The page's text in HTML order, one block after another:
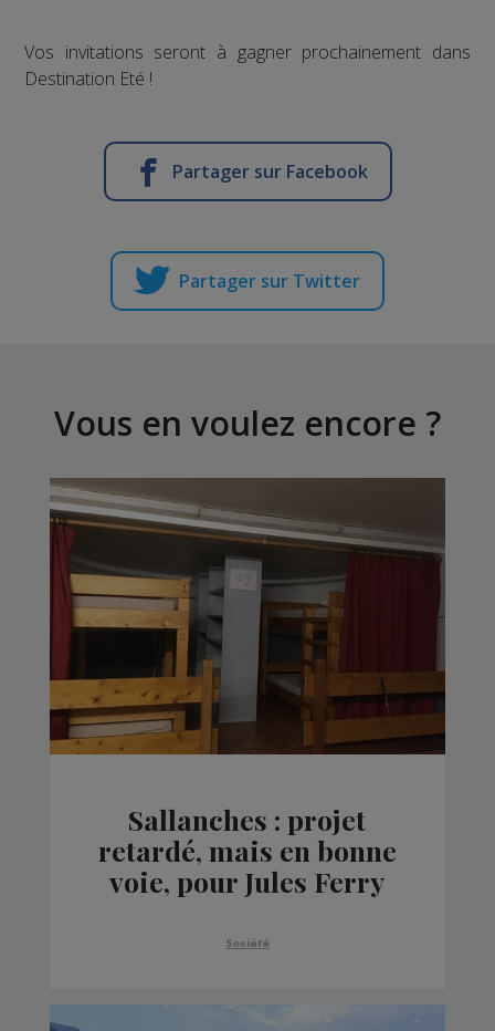
Vos invitations seront à gagner prochainement dans
Destination Eté !
Partager sur Facebook
Partager sur Twitter
Vous en voulez encore ?
Sallanches : projet
retardé, mais en bonne
voie, pour Jules Ferry
Société